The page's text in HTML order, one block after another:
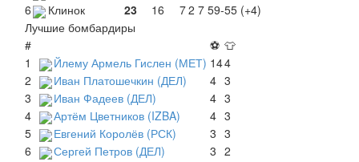
6
Клинок 23 16 72 7 59-55 (+4)
Лучшие бомбардиры
#
⚽ 👕
1
Йлему Армель Гислен (МЕТ) 144
2
Иван Платошечкин (ДЕЛ) 4 3
3
Иван Фадеев (ДЕЛ) 4 3
4
Артём Цветников (IZBA) 4 3
5
Евгений Королёв (РСК) 3 3
6
Сергей Петров (ДЕЛ) 3 2